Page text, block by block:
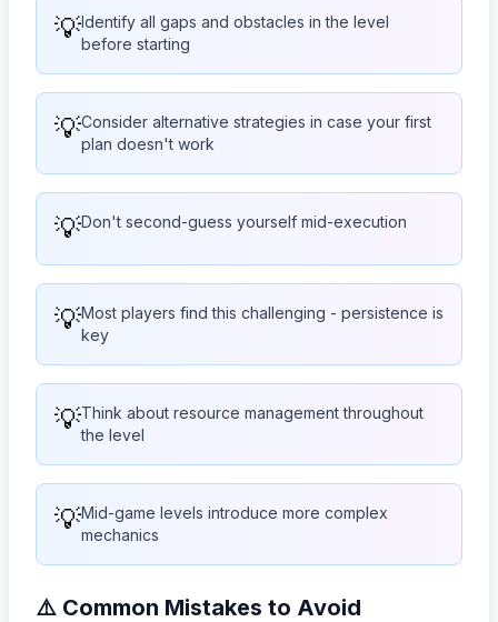
💡Identify all gaps and obstacles in the level
before starting
💡Consider alternative strategies in case your first
plan doesn't work
💡Don't second-guess yourself mid-execution
💡Most players find this challenging - persistence is
key
💡Think about resource management throughout
the level
💡Mid-game levels introduce more complex
mechanics
⚠️ Common Mistakes to Avoid